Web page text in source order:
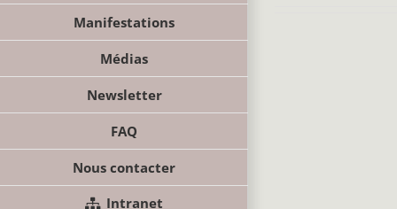
Manifestations
Médias
Newsletter
FAQ
Nous contacter
Intranet